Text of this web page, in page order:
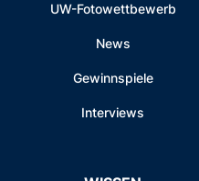
UW-Fotowettbewerb
News
Gewinnspiele
Interviews